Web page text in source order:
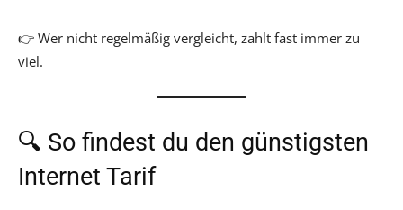
👉 Wer nicht regelmäßig vergleicht, zahlt fast immer zu
viel.
🔍 So findest du den günstigsten
Internet Tarif